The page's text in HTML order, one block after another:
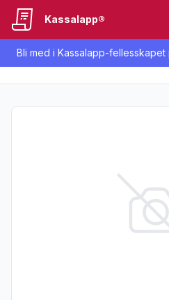
Bli med i Kassalapp-fellesskapet
Kassalapp®